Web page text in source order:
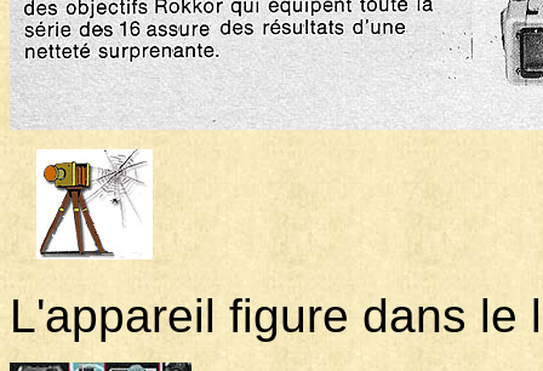
L'appareil figure dans le